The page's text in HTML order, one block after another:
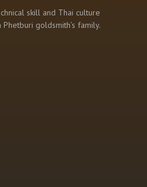
skill and Thai culture
goldsmith’s family.